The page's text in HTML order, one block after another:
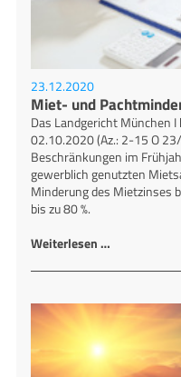
23.12.2020
Miet- und
Das Landgericht München
02.10.2020 (Az.: 2-15 O
Beschränkungen im
gewerblich genutzten
Minderung des Mietzinses
bis zu 80 %.
Weiterlesen …